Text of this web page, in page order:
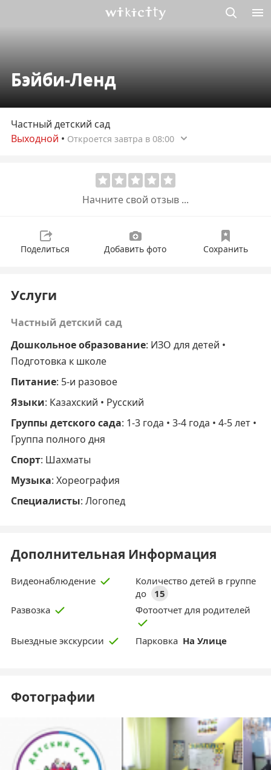
Бэйби-Ленд
Частный детский сад
Выходной • Откроется завтра в 08:00
Начните свой отзыв ...
Поделиться Добавить фото Сохранить
Услуги
Частный детский сад
Дошкольное образование: ИЗО для детей •
Подготовка к школе
Питание: 5-и разовое
Языки: Казахский • Русский
Группы детского сада: 1-3 года • 3-4 года • 4-5 лет •
Группа полного дня
Спорт: Шахматы
Музыка: Хореография
Специалисты: Логопед
Дополнительная Информация
Видеонаблюдение
Количество детей в группе
до
15
Развозка
Фотоотчет для родителей
Выездные экскурсии Парковка На Улице
Фотографии